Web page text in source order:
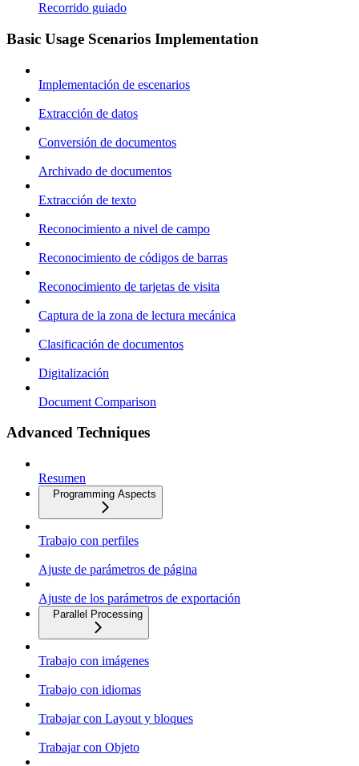
Recorrido guiado
Basic Usage Scenarios Implementation
Implementación de escenarios
Extracción de datos
Conversión de documentos
Archivado de documentos
Extracción de texto
Reconocimiento a nivel de campo
Reconocimiento de códigos de barras
Reconocimiento de tarjetas de visita
Captura de la zona de lectura mecánica
Clasificación de documentos
Digitalización
Document Comparison
Advanced Techniques
Resumen
Programming Aspects
Trabajo con perfiles
Ajuste de parámetros de página
Ajuste de los parámetros de exportación
Parallel Processing
Trabajo con imágenes
Trabajo con idiomas
Trabajar con Layout y bloques
Trabajar con Objeto